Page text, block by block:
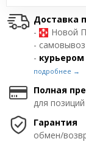
Доставка
-
Новой
-
- курьером
подробнее →
Полная
для
Гарантия
обмен/